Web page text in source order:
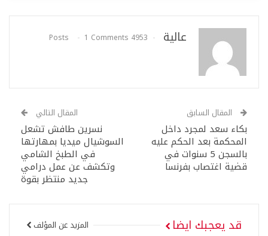
عالية 4953 Posts
1 Comments
المقال السابق
بكاء سعد لمجرد داخل
المحكمة بعد الحكم عليه
بالسجن 5 سنوات في
قضية اغتصاب بفرنسا
المقال التالي
نسرين طافش تشعل
السوشيال ميديا بمهارتها
في الطبخ الشامي
وتكشف عن عمل درامي
جديد منتظر بقوة
قد يعجبك ايضا المزيد عن المؤلف